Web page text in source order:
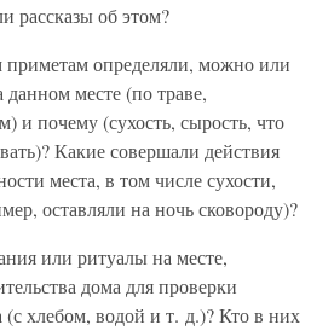
об этом?
определяли, можно или
данном месте (по траве,
и почему (сухость, сырость, что
Какие совершали действия
места, в том числе сухости,
оставляли на ночь сковороду)?
или ритуалы на месте,
дома для проверки
хлебом, водой и т. д.)? Кто в них